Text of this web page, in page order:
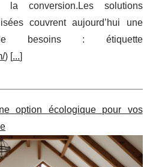
conversion.Les solutions
couvrent aujourd’hui une
besoins : étiquette
) [...]
option écologique pour vos